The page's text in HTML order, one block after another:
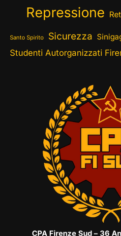
Repressione
Santo Spirito Sicurezza
Studenti Autorganizzati
CPA Firenze Sud – 36